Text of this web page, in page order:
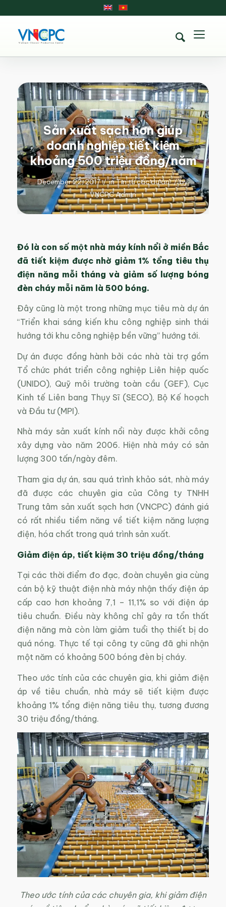
Sản xuất sạch hơn giúp
doanh nghiệp tiết kiệm
khoảng 500 triệu đồng/năm
December 22, 2017 / inTin từ các dự án / by
VNCPC Admin
Đó là con số một nhà máy kính nổi ở miền Bắc
đã tiết kiệm được nhờ giảm 1% tổng tiêu thụ
điện năng mỗi tháng và giảm số lượng bóng
đèn cháy mỗi năm là 500 bóng.
Đây cũng là một trong những mục tiêu mà dự án
“Triển khai sáng kiến khu công nghiệp sinh thái
hướng tới khu công nghiệp bền vững” hướng tới.
Dự án được đồng hành bởi các nhà tài trợ gồm
Tổ chức phát triển công nghiệp Liên hiệp quốc
(UNIDO), Quỹ môi trường toàn cầu (GEF), Cục
Kinh tế Liên bang Thụy Sĩ (SECO), Bộ Kế hoạch
và Đầu tư (MPI).
Nhà máy sản xuất kính nổi này được khởi công
xây dựng vào năm 2006. Hiện nhà máy có sản
lượng 300 tấn/ngày đêm.
Tham gia dự án, sau quá trình khảo sát, nhà máy
đã được các chuyên gia của Công ty TNHH
Trung tâm sản xuất sạch hơn (VNCPC) đánh giá
có rất nhiều tiềm năng về tiết kiệm năng lượng
điện, hóa chất trong quá trình sản xuất.
Giảm điện áp, tiết kiệm 30 triệu đồng/tháng
Tại các thời điểm đo đạc, đoàn chuyên gia cùng
cán bộ kỹ thuật điện nhà máy nhận thấy điện áp
cấp cao hơn khoảng 7,1 – 11,1% so với điện áp
tiêu chuẩn. Điều này không chỉ gây ra tổn thất
điện năng mà còn làm giảm tuổi thọ thiết bị do
quá nóng. Thực tế tại công ty cũng đã ghi nhận
một năm có khoảng 500 bóng đèn bị cháy.
Theo ước tính của các chuyên gia, khi giảm điện
áp về tiêu chuẩn, nhà máy sẽ tiết kiệm được
khoảng 1% tổng điện năng tiêu thụ, tương đương
30 triệu đồng/tháng.
Theo ước tính của các chuyên gia, khi giảm điện